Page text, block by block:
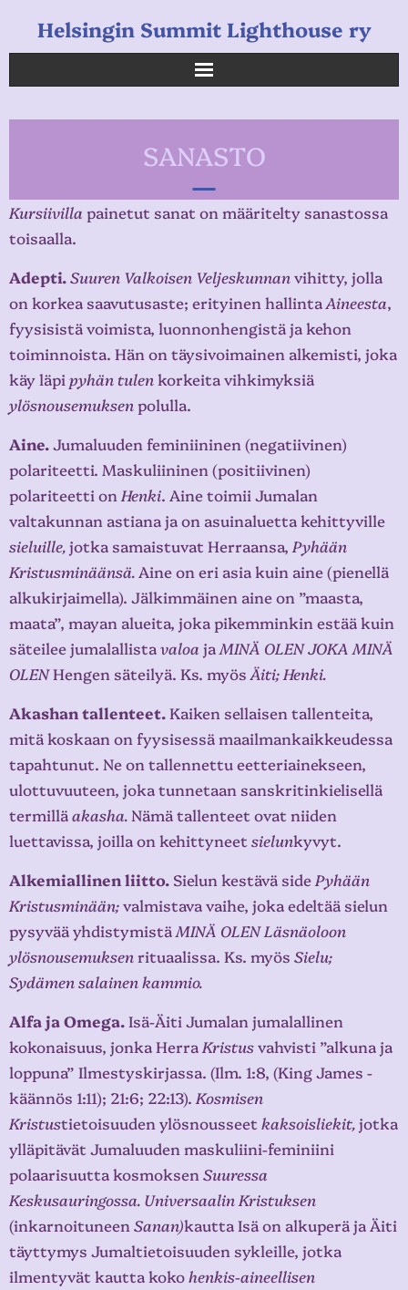
Helsingin Summit Lighthouse ry
Verkkokauppa
Uutiset
Linkkejä
SANASTO
Kursiivilla painetut sanat on määritelty sanastossa
toisaalla.
Adepti.Suuren Valkoisen Veljeskunnanvihitty, jolla
on korkea saavutusaste; erityinen hallintaAineesta,
fyysisistä voimista, luonnonhengistä ja kehon
toiminnoista. Hän on täysivoimainen alkemisti, joka
käy läpi pyhän tulenkorkeita vihkimyksiä
ylösnousemuksen polulla.
Aine.Jumaluuden feminiininen (negatiivinen)
polariteetti. Maskuliininen (positiivinen)
polariteetti on Henki. Aine toimii Jumalan
valtakunnan astiana ja on asuinaluetta kehittyville
sieluille, jotka samaistuvat Herraansa, Pyhään
Kristusminäänsä. Aine on eri asia kuin aine (pienellä
alkukirjaimella). Jälkimmäinen aine on ”maasta,
maata”, mayan alueita, joka pikemminkin estää kuin
säteilee jumalallistavaloa jaMINÄ OLEN JOKA MINÄ
OLENHengen säteilyä. Ks. myös Äiti; Henki.
Akashan tallenteet.Kaiken sellaisen tallenteita,
mitä koskaan on fyysisessä maailmankaikkeudessa
tapahtunut. Ne on tallennettu eetteriainekseen,
ulottuvuuteen, joka tunnetaan sanskritinkielisellä
termilläakasha. Nämä tallenteet ovat niiden
luettavissa, joilla on kehittyneetsielunkyvyt.
Alkemiallinen liitto. Sielun kestävä side Pyhään
Kristusminään;valmistava vaihe, joka edeltää sielun
pysyvää yhdistymistäMINÄ OLEN Läsnäoloon
ylösnousemuksen rituaalissa. Ks. myös Sielu;
Sydämen salainen kammio.
Alfa ja Omega.Isä-Äiti Jumalan jumalallinen
kokonaisuus, jonka Herra Kristusvahvisti ”alkuna ja
loppuna” Ilmestyskirjassa. (Ilm. 1:8, (King James -
käännös 1:11); 21:6; 22:13). Kosmisen
Kristustietoisuuden ylösnousseetkaksoisliekit, jotka
ylläpitävät Jumaluuden maskuliini-feminiini
polaarisuutta kosmoksen Suuressa
Keskusauringossa. Universaalin Kristuksen
(inkarnoituneen Sanan)kautta Isä on alkuperä ja Äiti
täyttymys Jumaltietoisuuden sykleille, jotka
ilmentyvät kautta kokohenkis-aineellisen